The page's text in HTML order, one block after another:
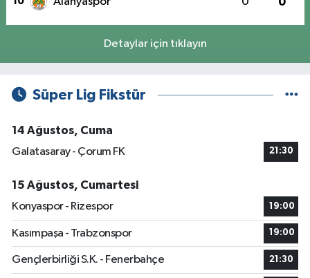
Detaylar için tıklayın
Süper Lig Fikstür
14 Ağustos, Cuma
Galatasaray - Çorum FK
21:30
15 Ağustos, Cumartesi
Konyaspor - Rizespor
19:00
Kasımpaşa - Trabzonspor 19:00
Gençlerbirliği S.K. - Fenerbahçe 21:30